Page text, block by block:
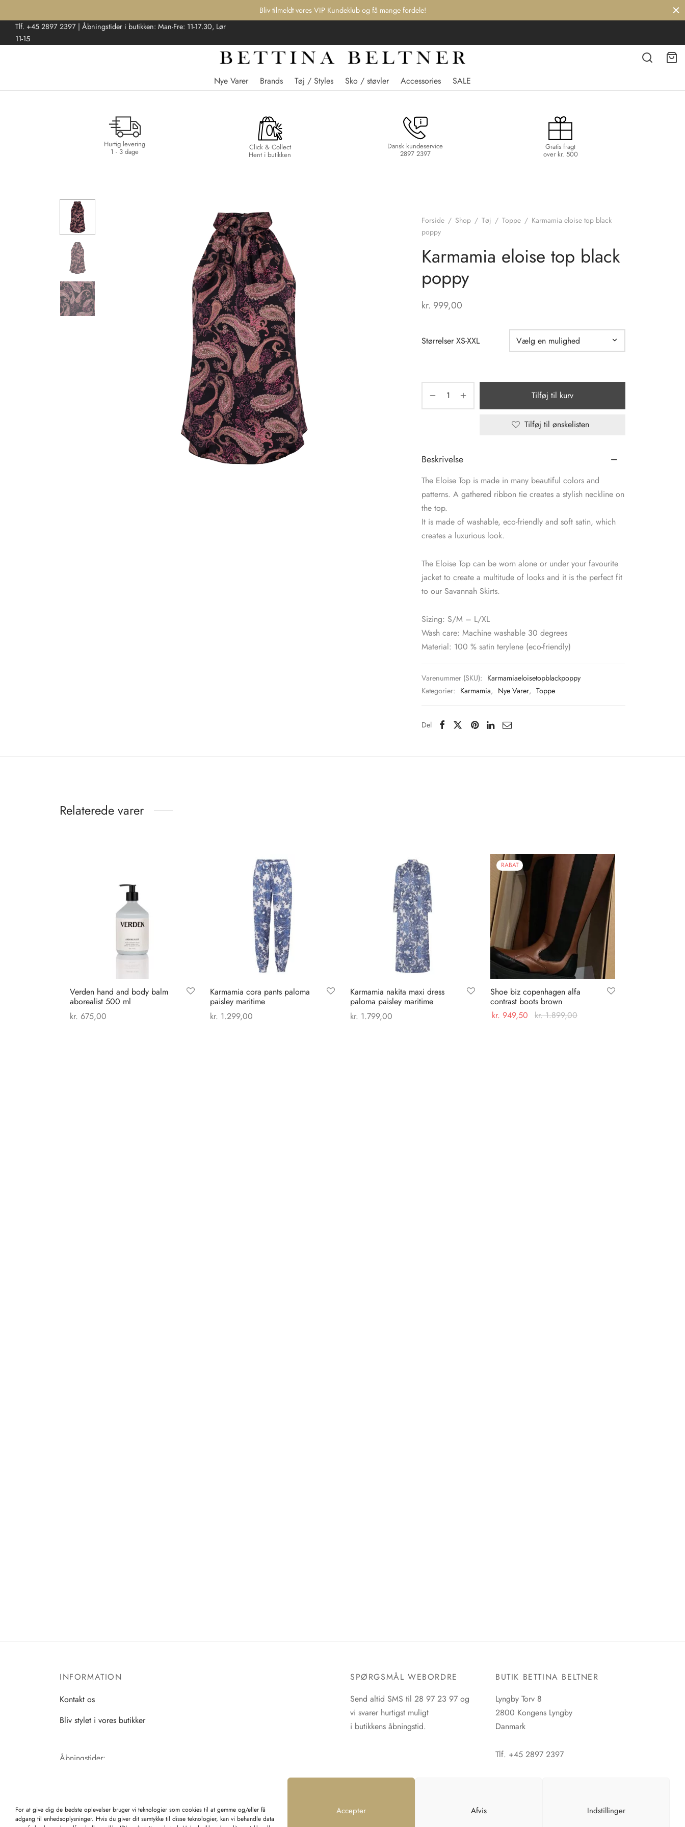
For at give dig de bedste oplevelser bruger vi teknologier som cookies til at gemme og/eller få
adgang til enhedsoplysninger. Hvis du giver dit samtykke til disse teknologier, kan vi behandle data
Accepter Afvis Indstillinger
Bliv tilmeldt vores VIP Kundeklub og få mange fordele!
Tlf. +45 2897 2397 | Åbningstider i butikken: Man-Fre: 11-17.30, Lør
11-15
Nye Varer Brands Tøj / Styles Sko / støvler Accessories SALE
Hurtig levering
1 - 3 dage Click & Collect
Hent i butikken
Dansk kundeservice
2897 2397
Gratis fragt
over kr. 500
Forside / Shop / Tøj / Toppe / Karmamia eloise top black
poppy
Karmamia eloise top black
poppy
kr. 999,00
Størrelser XS-XXL
Tilføj til kurv
Tilføj til ønskelisten
Beskrivelse
The Eloise Top is made in many beautiful colors and
patterns. A gathered ribbon tie creates a stylish neckline on
the top.
It is made of washable, eco-friendly and soft satin, which
creates a luxurious look.
The Eloise Top can be worn alone or under your favourite
jacket to create a multitude of looks and it is the perfect fit
to our Savannah Skirts.
Sizing: S/M – L/XL
Wash care: Machine washable 30 degrees
Material: 100 % satin terylene (eco-friendly)
Varenummer (SKU): Karmamiaeloisetopblackpoppy
Kategorier: Karmamia, Nye Varer, Toppe
Del
Relaterede varer
Verden hand and body balm
aborealist 500 ml
kr. 675,00
Karmamia cora pants paloma
paisley maritime
kr. 1.299,00
Karmamia nakita maxi dress
paloma paisley maritime
kr. 1.799,00
RABAT
Shoe biz copenhagen alfa
contrast boots brown
kr. 949,50 kr.1.899,00
INFORMATION
Kontakt os
Bliv stylet i vores butikker
Åbningstider:
SPØRGSMÅL WEBORDRE
Send altid SMS til 28 97 23 97 og
vi svarer hurtigst muligt
i butikkens åbningstid.
BUTIK BETTINA BELTNER
Lyngby Torv 8
2800 Kongens Lyngby
Danmark
Tlf. +45 2897 2397